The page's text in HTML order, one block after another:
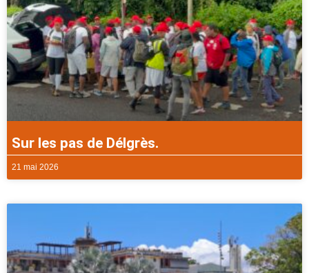
Sur les pas de Délgrès.
21 mai 2026